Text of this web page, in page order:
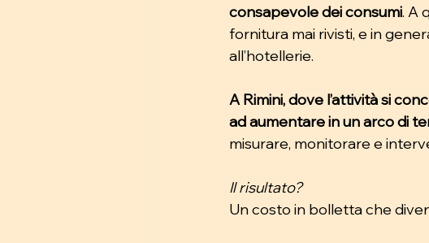
consapevole dei consumi. A
fornitura mai rivisti, e in
all’hotellerie.
A Rimini, dove l’attività si
ad aumentare in un arco di
misurare, monitorare e
Il risultato?
Un costo in bolletta che